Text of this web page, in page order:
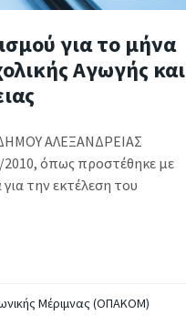
για το μήνα
Αγωγής και
ΑΛΕΞΑΝΔΡΕΙΑΣ
όπως προστέθηκε με
την εκτέλεση του
Μέριμνας (ΟΠΑΚΟΜ)